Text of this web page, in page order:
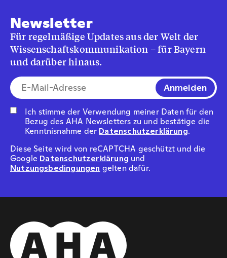
Newsletter
Für regelmäßige Updates aus der Welt der
Wissenschaftskommunikation – für Bayern
und darüber hinaus.
E-Mail-Addresse*
Ich stimme der Verwendung meiner Daten für den
Bezug des AHA Newsletters zu und bestätige die
Kenntnisnahme der Datenschutzerklärung.
Diese Seite wird von reCAPTCHA geschützt und die
Google Datenschutzerklärung und
Nutzungsbedingungen gelten dafür.